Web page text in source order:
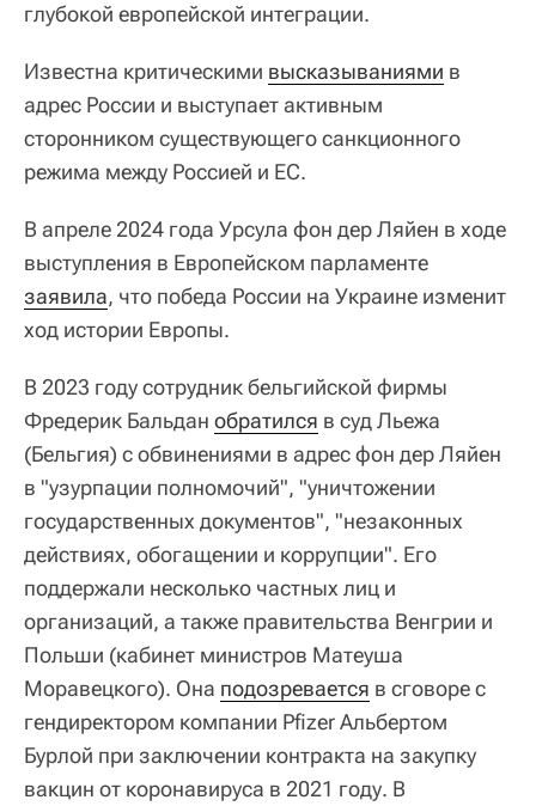
глубокой европейской интеграции.
Известна критическими высказываниями в
адрес России и выступает активным
сторонником существующего санкционного
режима между Россией и ЕС.
В апреле 2024 года Урсула фон дер Ляйен в ходе
выступления в Европейском парламенте
заявила, что победа России на Украине изменит
ход истории Европы.
В 2023 году сотрудник бельгийской фирмы
Фредерик Бальдан обратился в суд Льежа
(Бельгия) с обвинениями в адрес фон дер Ляйен
в "узурпации полномочий", "уничтожении
государственных документов", "незаконных
действиях, обогащении и коррупции". Его
поддержали несколько частных лиц и
организаций, а также правительства Венгрии и
Польши (кабинет министров Матеуша
Моравецкого). Она подозревается в сговоре с
гендиректором компании Pfizer Альбертом
Бурлой при заключении контракта на закупку
вакцин от коронавируса в 2021 году. В